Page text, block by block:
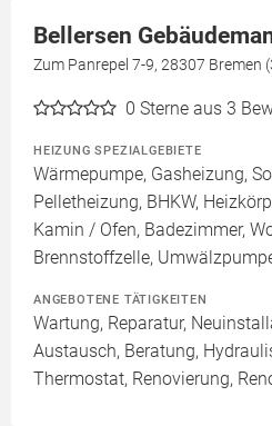
Bellersen
Zum Panrepel 7-9, 28307 Bremen
0 Sterne aus 3
HEIZUNG SPEZIALGEBIETE
Wärmepumpe, Gasheizung,
Pelletheizung, BHKW,
Kamin / Ofen, Badezimmer,
Brennstoffzelle,
ANGEBOTENE TÄTIGKEITEN
Wartung, Reparatur,
Austausch, Beratung,
Thermostat, Renovierung,